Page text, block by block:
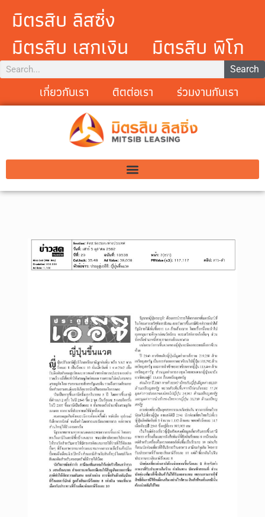
มิตรสิบ ลิสซิ่ง
มิตรสิบ เสกเงิน
มิตรสิบ พิโก
Search
เกี่ยวกับเรา ติตต่อเรา ร่วมงานกับเรา